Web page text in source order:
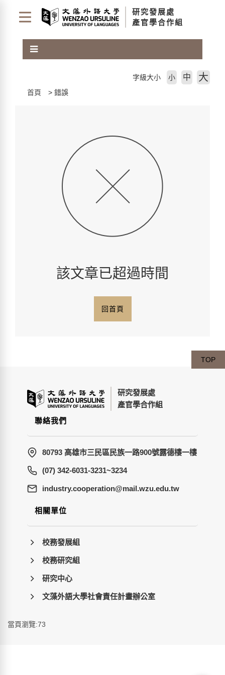
首頁
錯誤
字級大小 小 中 大
該文章已超過時間
回首頁
研究發展處
產官學合作組
聯絡我們
80793 高雄市三民區民族一路900號露德樓一樓
(07) 342-6031-3231~3234
wt.ude.uzw.liam@noitarepooc.yrtsudni
相關單位
校務發展組
校務研究組
研究中心
文藻外語大學社會責任計畫辦公室
當頁瀏覽:73
TOP
研究發展處
產官學合作組